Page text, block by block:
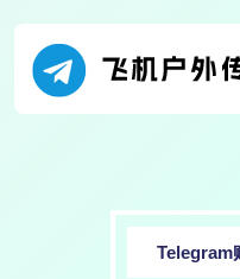
Telegram